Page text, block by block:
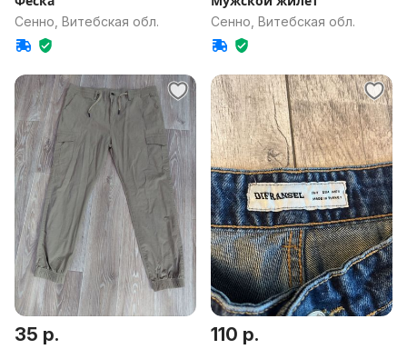
Сенно, Витебская обл. Сенно, Витебская обл.
35 р. 110 р.